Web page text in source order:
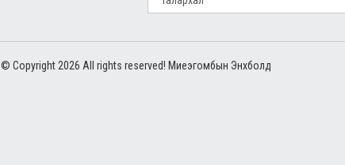
© Copyright 2026 All rights reserved! Миеэгомбын Энхболд